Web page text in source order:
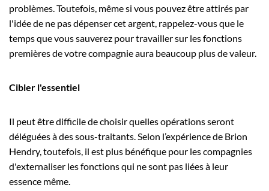
problèmes. Toutefois, même si vous pouvez être attirés par
l'idée de ne pas dépenser cet argent, rappelez-vous que le
temps que vous sauverez pour travailler sur les fonctions
premières de votre compagnie aura beaucoup plus de valeur.
Cibler l'essentiel
Il peut être difficile de choisir quelles opérations seront
déléguées à des sous-traitants. Selon l’expérience de Brion
Hendry, toutefois, il est plus bénéfique pour les compagnies
d'externaliser les fonctions qui ne sont pas liées à leur
essence même.